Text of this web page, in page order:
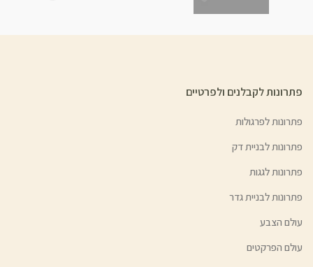
פתרונות לקבלנים ולפרטיים
פתרונות לפרגולות
פתרונות לבניית דק
פתרונות לגגות
פתרונות לבניית גדר
עולם הצבע
עולם הפרקטים